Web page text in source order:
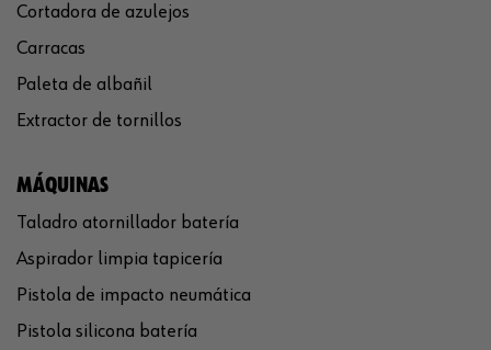
Cortadora de azulejos
Carracas
Paleta de albañil
Extractor de tornillos
MÁQUINAS
Taladro atornillador batería
Aspirador limpia tapicería
Pistola de impacto neumática
Pistola silicona batería